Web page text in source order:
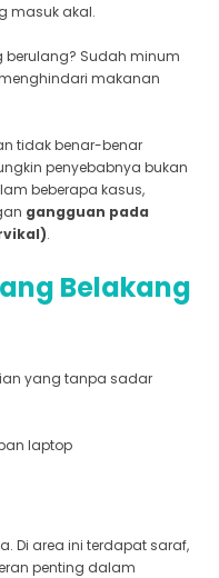
masuk akal.
Sudah minum
makanan
tidak benar-benar
penyebabnya bukan
beberapa kasus,
gangguan pada
.
Belakang
yang tanpa sadar
laptop
Di area ini terdapat saraf,
penting dalam